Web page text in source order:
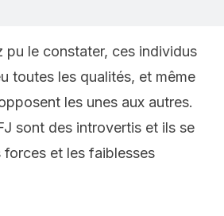
pu le constater, ces individus
toutes les qualités, et même
les unes aux autres.
sont des introvertis et ils se
et les faiblesses